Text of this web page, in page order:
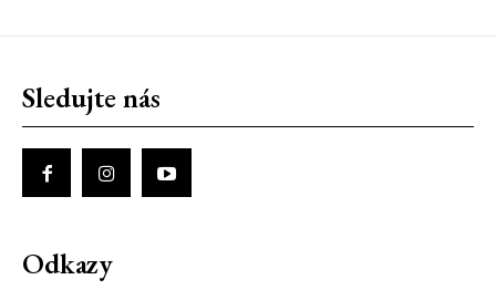
Sledujte nás
Odkazy